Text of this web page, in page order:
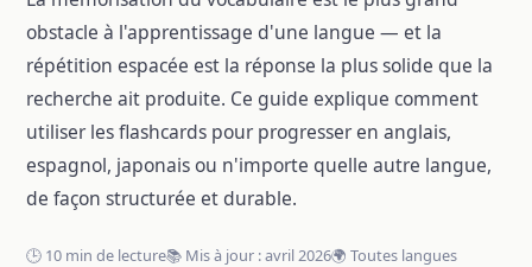
obstacle à l'apprentissage d'une langue — et la
répétition espacée est la réponse la plus solide que la
recherche ait produite. Ce guide explique comment
utiliser les flashcards pour progresser en anglais,
espagnol, japonais ou n'importe quelle autre langue,
de façon structurée et durable.
🕒 10 min de lecture📚 Mis à jour : avril 2026🌍 Toutes langues